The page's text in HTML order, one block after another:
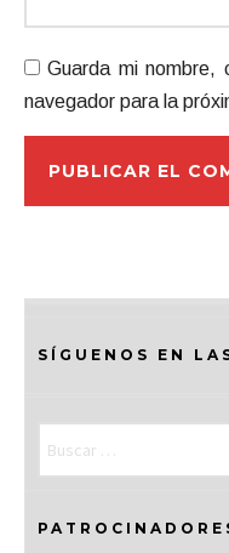
Guarda mi nombre,
navegador para la
SÍGUENOS EN